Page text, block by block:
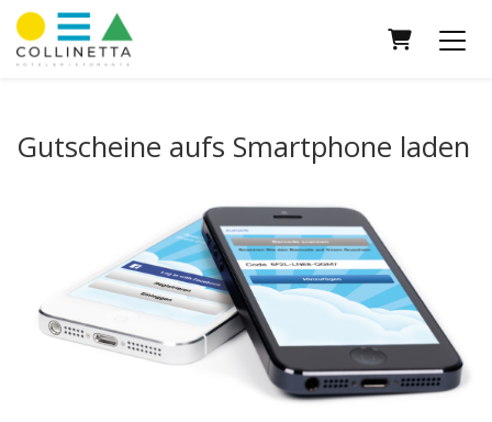
Gutscheine aufs Smartphone laden